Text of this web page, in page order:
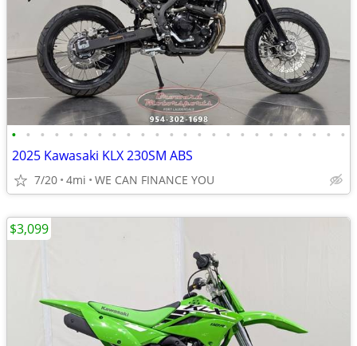
• • • • • • • • • • • • • • • • • • • • • • • •
2025 Kawasaki KLX 230SM ABS
7/20 4mi WE CAN FINANCE YOU
$3,099